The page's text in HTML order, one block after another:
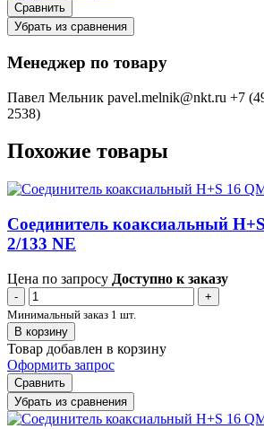
Сравнить
Убрать из сравнения
Менеджер по товару
Павел Мельник pavel.melnik@nkt.ru +7
2538)
Похожие товары
Соединитель коаксиальный
2/133 NE
Цена по запросу Доступно к заказу
-
+
Минимальный заказ 1 шт.
В корзину
Товар добавлен в корзину
Оформить запрос
Сравнить
Убрать из сравнения